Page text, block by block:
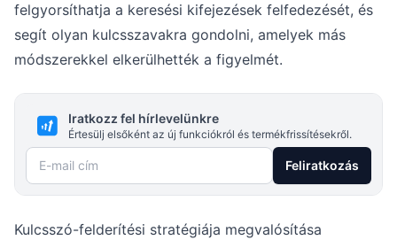
felgyorsíthatja a keresési kifejezések felfedezését, és
segít olyan kulcsszavakra gondolni, amelyek más
módszerekkel elkerülhették a figyelmét.
Iratkozz fel hírlevelünkre
Értesülj elsőként az új funkciókról és termékfrissítésekről.
E-mail cím Feliratkozás
Kulcsszó-felderítési stratégiája megvalósítása